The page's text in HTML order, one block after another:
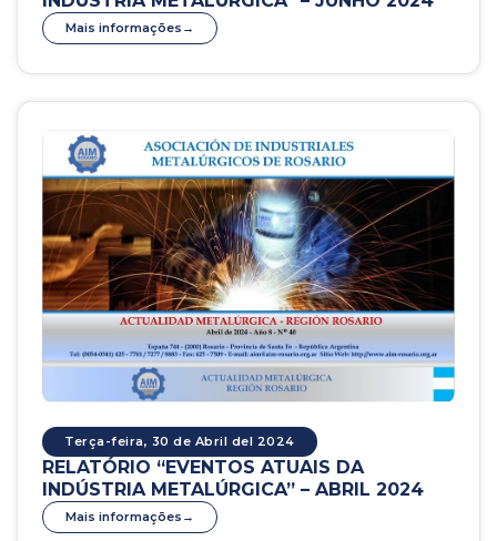
Mais informações
Terça-feira, 30 de Abril del 2024
RELATÓRIO “EVENTOS ATUAIS DA
INDÚSTRIA METALÚRGICA” – ABRIL 2024
Mais informações